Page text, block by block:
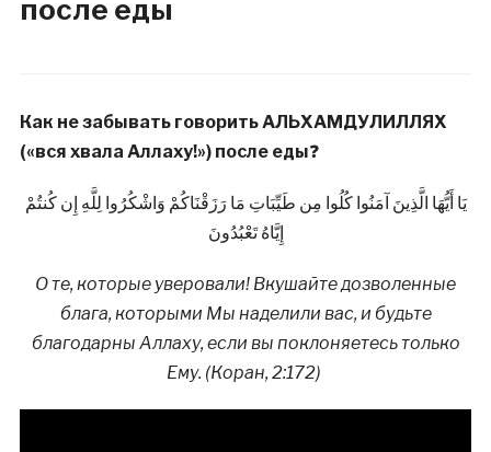
после еды
Как не забывать говорить АЛЬХАМДУЛИЛЛЯХ
(«вся хвала Аллаху!») после еды❓
يَا أَيُّهَا الَّذِينَ آمَنُوا كُلُوا مِن طَيِّبَاتِ مَا رَزَقْنَاكُمْ وَاشْكُرُوا لِلَّهِ إِن كُنتُمْ
إِيَّاهُ تَعْبُدُونَ
О те, которые уверовали! Вкушайте дозволенные
блага, которыми Мы наделили вас, и будьте
благодарны Аллаху, если вы поклоняетесь только
Ему. (Коран, 2:172)